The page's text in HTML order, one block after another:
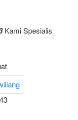
Kami Spesialis